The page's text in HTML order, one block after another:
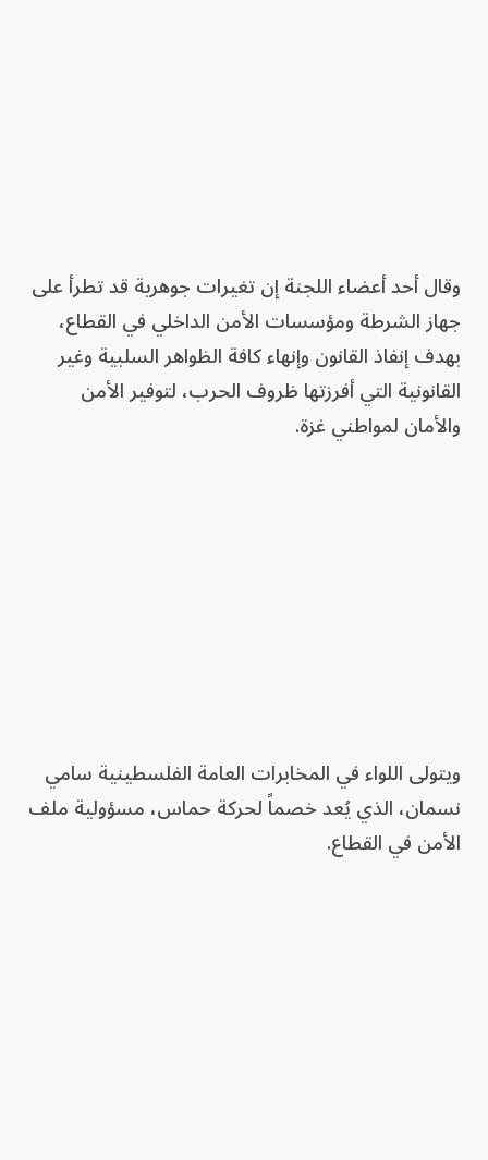
وقال أحد أعضاء اللجنة إن تغيرات جوهرية قد تطرأ على
جهاز الشرطة ومؤسسات الأمن الداخلي في القطاع،
بهدف إنفاذ القانون وإنهاء كافة الظواهر السلبية وغير
القانونية التي أفرزتها ظروف الحرب، لتوفير الأمن
والأمان لمواطني غزة.
ويتولى اللواء في المخابرات العامة الفلسطينية سامي
نسمان، الذي يُعد خصماً لحركة حماس، مسؤولية ملف
الأمن في القطاع.